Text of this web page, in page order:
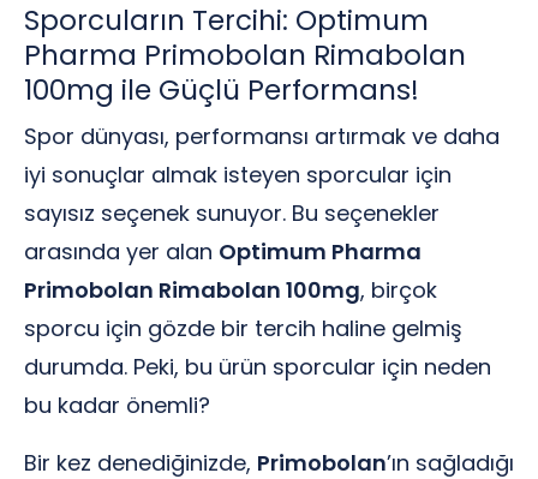
Sporcuların Tercihi: Optimum
Pharma Primobolan Rimabolan
100mg ile Güçlü Performans!
Spor dünyası, performansı artırmak ve daha
iyi sonuçlar almak isteyen sporcular için
sayısız seçenek sunuyor. Bu seçenekler
arasında yer alan Optimum Pharma
Primobolan Rimabolan 100mg, birçok
sporcu için gözde bir tercih haline gelmiş
durumda. Peki, bu ürün sporcular için neden
bu kadar önemli?
Bir kez denediğinizde, Primobolan’ın sağladığı